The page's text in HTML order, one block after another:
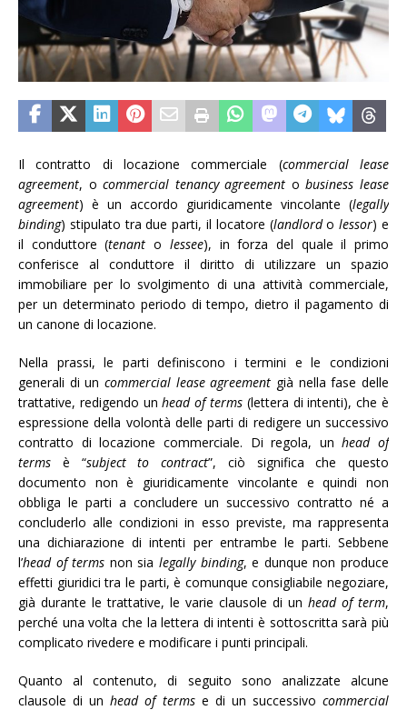
Il contratto di locazione commerciale (commercial lease
agreement, ocommercial tenancy agreement obusiness lease
agreement) è un accordo giuridicamente vincolante (legally
binding) stipulato tra due parti, il locatore (landlordolessor) e
il conduttore (tenant o lessee), in forza del quale il primo
conferisce al conduttore il diritto di utilizzare un spazio
immobiliare per lo svolgimento di una attività commerciale,
per un determinato periodo di tempo, dietro il pagamento di
un canone di locazione.
Nella prassi, le parti definiscono i termini e le condizioni
generali di un commercial lease agreement già nella fase delle
trattative, redigendo unhead of terms (lettera di intenti), che è
espressione della volontà delle parti di redigere un successivo
contratto di locazione commerciale. Di regola, unhead of
terms è “subject to contract”, ciò significa che questo
documento non è giuridicamente vincolante e quindi non
obbliga le parti a concludere un successivo contratto né a
concluderlo alle condizioni in esso previste, ma rappresenta
una dichiarazione di intenti per entrambe le parti. Sebbene
l’head of terms non sialegally binding, e dunque non produce
effetti giuridici tra le parti, è comunque consigliabile negoziare,
già durante le trattative, le varie clausole di un head of term,
perché una volta che la lettera di intenti è sottoscritta sarà più
complicato rivedere e modificare i punti principali.
Quanto al contenuto, di seguito sono analizzate alcune
clausole di unhead of terms e di un successivocommercial